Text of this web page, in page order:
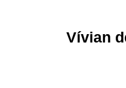
Vívian